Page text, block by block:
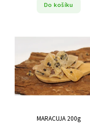
Do košíku
MARACUJA 200g